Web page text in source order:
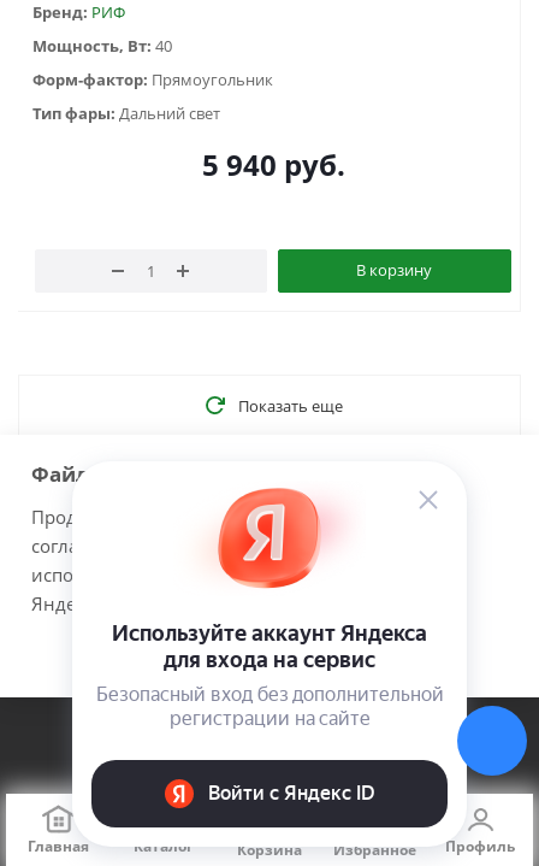
Главная Каталог Корзина Избранное Профиль
Бренд: РИФ
Мощность, Вт: 40
Форм-фактор: Прямоугольник
Тип фары: Дальний свет
5 940 руб.
В корзину
Показать еще
Компания
О компании
Новости
Политика
Покупателям
Файлы cookie
Продолжая использовать наш сайт Вы даете
согласие на обработку файлов cookie и
использовании сервисов веб-аналитики
Яндекс.Метрика.
Принимаю Подробнее